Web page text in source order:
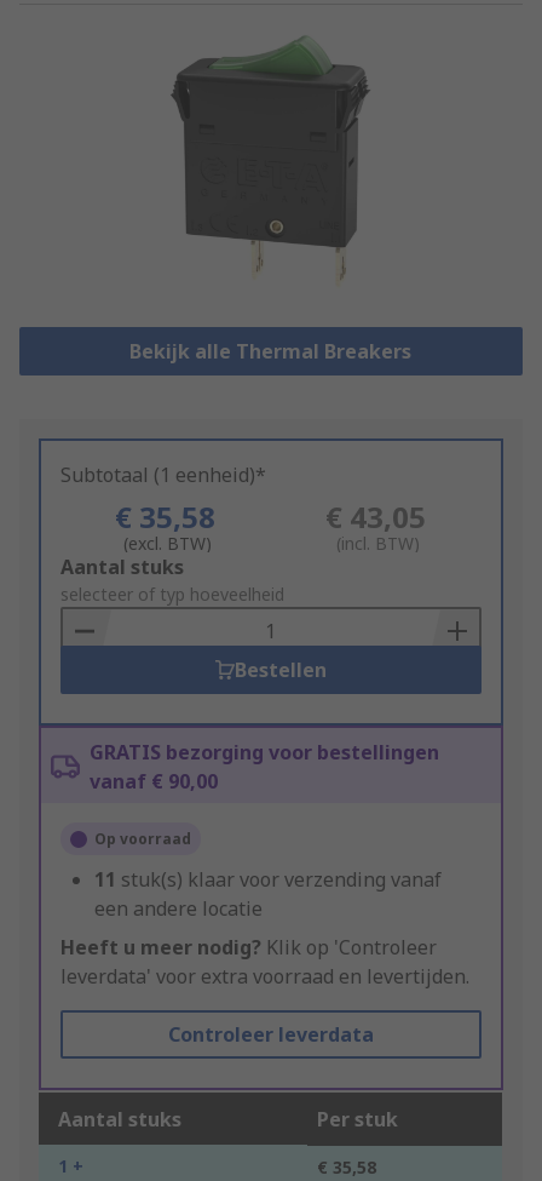
Bekijk alle Thermal Breakers
Subtotaal (1 eenheid)*
€ 35,58
(excl. BTW)
€ 43,05
(incl. BTW)
Add
to
Basket
Aantal stuks
selecteer of typ hoeveelheid
Bestellen
GRATIS bezorging voor bestellingen
vanaf € 90,00
Op voorraad
11 stuk(s) klaar voor verzending vanaf
een andere locatie
Heeft u meer nodig? Klik op 'Controleer
leverdata' voor extra voorraad en levertijden.
Controleer leverdata
Aantal stuks Per stuk
1 + € 35,58